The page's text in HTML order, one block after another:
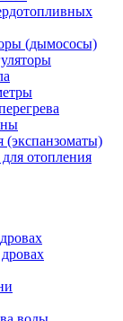
(дымососы)
(экспанзоматы)
отопления